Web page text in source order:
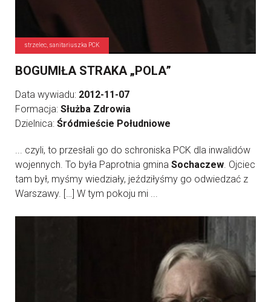
strzelec, sanitariuszka PCK
BOGUMIŁA STRAKA „POLA”
Data wywiadu: 2012-11-07
Formacja: Służba Zdrowia
Dzielnica: Śródmieście Południowe
... czyli, to przesłali go do schroniska PCK dla inwalidów
wojennych. To była Paprotnia gmina Sochaczew. Ojciec
tam był, myśmy wiedziały, jeździłyśmy go odwiedzać z
Warszawy. […] W tym pokoju mi ...